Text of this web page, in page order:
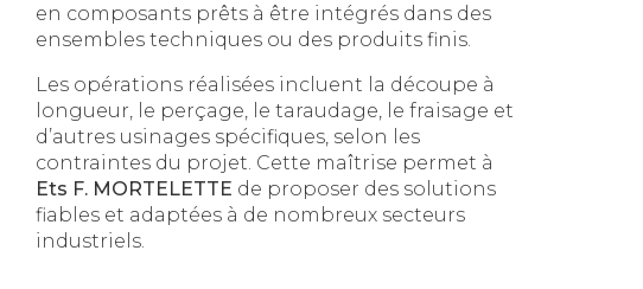
en composants prêts à être intégrés dans des
ensembles techniques ou des produits finis.
Les opérations réalisées incluent la découpe à
longueur, le perçage, le taraudage, le fraisage et
d’autres usinages spécifiques, selon les
contraintes du projet. Cette maîtrise permet à
Ets F. MORTELETTE de proposer des solutions
fiables et adaptées à de nombreux secteurs
industriels.